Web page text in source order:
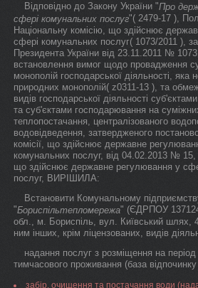
Відповідно до Закону України "Про
сфері комунальних послуг"( 2479-17 ),
Національну комісію, що здійснює
сфері комунальних послуг( 1073/2011 ),
Президента України від 23.11.2011 №
встановлення вимог щодо провадження
монополій господарської діяльності,
природних монополій( z0311-13 ), та
видів господарської діяльності
та суб'єктами господарювання на
теплопостачання, централізованого
водовідведення, затвердженого
комісії, що здійснює державне
комунальних послуг, від 04.02.2013 № 15,
що здійснює державне регулювання у
послуг, ВИРІШИЛА:
Встановити Комунальному
"Бориспільтепломережа" (ЄДРПОУ
обл., м. Бориспіль, вул. Київський шлях,
ним інших, крім ліцензованих, видів
надання послуг з розміщення на період
тимчасового проживання (база
забір, очищення та постачання води